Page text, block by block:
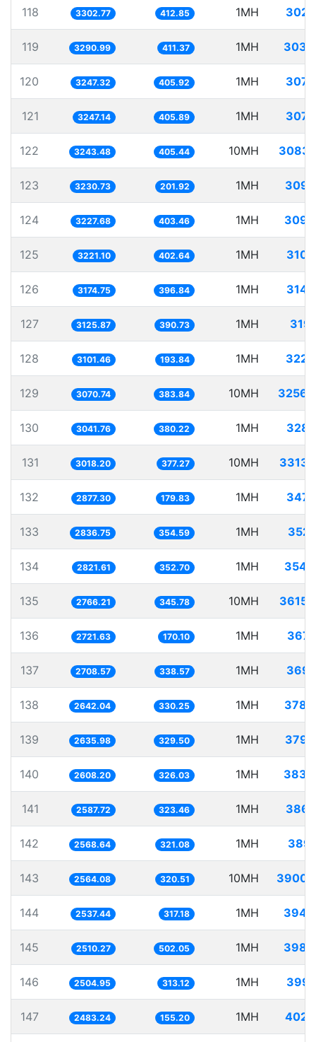
118 3302.77 412.85 1MH
119 3290.99 411.37 1MH
120 3247.32 405.92 1MH
121 3247.14 405.89 1MH
122 3243.48 405.44 10MH
123 3230.73 201.92 1MH
124 3227.68 403.46 1MH
125 3221.10 402.64 1MH
126 3174.75 396.84 1MH
127 3125.87 390.73 1MH
128 3101.46 193.84 1MH
129 3070.74 383.84 10MH
130 3041.76 380.22 1MH
131 3018.20 377.27 10MH
132 2877.30 179.83 1MH
133 2836.75 354.59 1MH
134 2821.61 352.70 1MH
135 2766.21 345.78 10MH
136 2721.63 170.10 1MH
137 2708.57 338.57 1MH
138 2642.04 330.25 1MH
139 2635.98 329.50 1MH
140 2608.20 326.03 1MH
141 2587.72 323.46 1MH
142 2568.64 321.08 1MH
143 2564.08 320.51 10MH
144 2537.44 317.18 1MH
145 2510.27 502.05 1MH
146 2504.95 313.12 1MH
147 2483.24 155.20 1MH